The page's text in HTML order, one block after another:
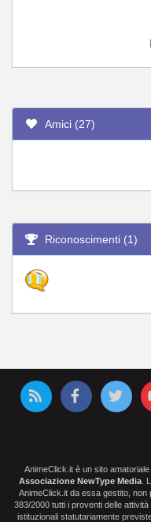
Amici (27)
Riconoscimenti (1)
AnimeClick.it è un sito
Associazione NewType Media .
AnimeClick.it da essa gestito, non
383/2000 tutti i proventi delle
istituzionali statutariamente